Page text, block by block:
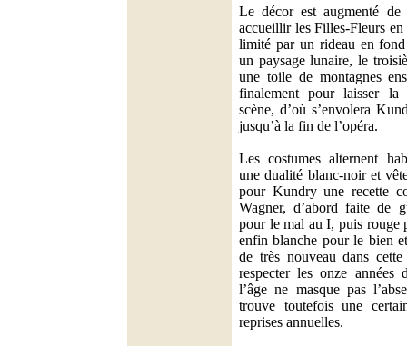
Le décor est augmenté
accueillir les Filles-Fleurs en
limité par un rideau en fond
un paysage lunaire, le
une toile de montagnes
finalement pour laisser la
scène, d’où s’envolera
jusqu’à la fin de l’opéra.
Les costumes alternent
une dualité blanc-noir et
pour Kundry une recette
Wagner, d’abord faite de
pour le mal au I, puis rouge
enfin blanche pour le bien
de très nouveau dans
respecter les onze années
l’âge ne masque pas
trouve toutefois une
reprises annuelles.